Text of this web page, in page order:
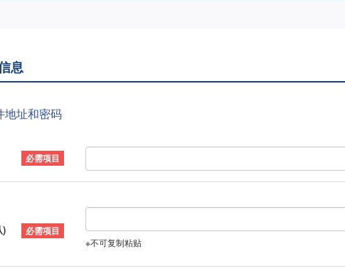
息
址和密码
)
※不可复制粘贴